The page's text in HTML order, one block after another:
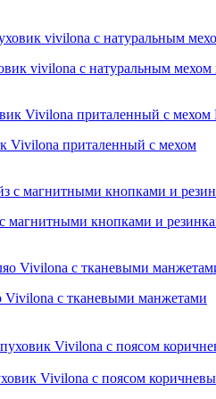
vivilona с натуральным мехом
Vivilona приталенный с мехом
магнитными кнопками и
с тканевыми манжетами
Vivilona с поясом